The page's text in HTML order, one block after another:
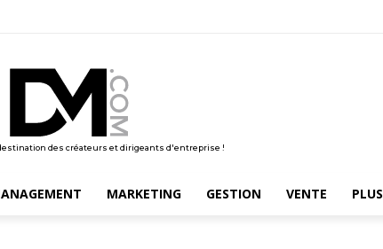
des créateurs et dirigeants d'entreprise !
MARKETING GESTION VENTE PLUS